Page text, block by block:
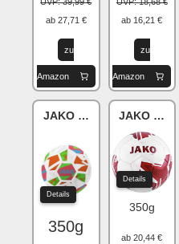
ab 27,71 €
zu
Amazon
ab 16,21 €
zu
Amazon
JAKO Iconic
Details
350g
JAKO Glaze
Details
350g
ab 20,44 €